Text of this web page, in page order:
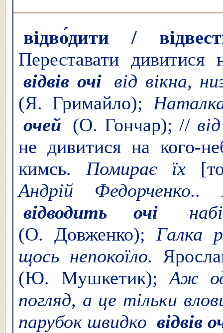
відво́дити /
Переставати
відвів очі
від вікна,
(Я. Гримайло);
очей (О. Гончар); //
не дивитися на кого-
кимсь. Помирає їх
Андрій Федорченко..
відводить очі
(О. Довженко); Галка
щось непокоїло.
(Ю. Мушкетик);Аж од
погляд, а це тільки
парубок швидко відвів